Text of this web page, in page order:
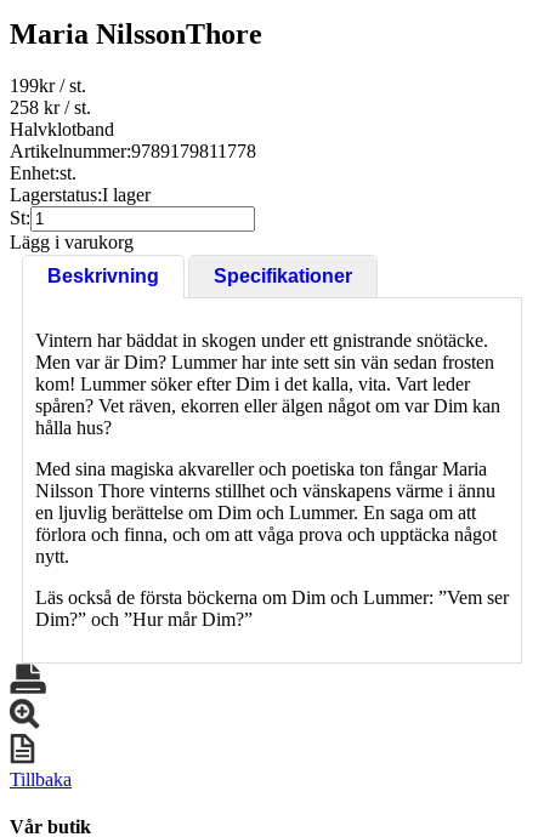
Maria NilssonThore
199kr/ st.
258 kr/ st.
Halvklotband
Artikelnummer:9789179811778
Enhet:st.
Lagerstatus:I lager
St:
Lägg i varukorg
Beskrivning
Specifikationer
Vintern har bäddat in skogen under ett gnistrande snötäcke.
Men var är Dim? Lummer har inte sett sin vän sedan frosten
kom! Lummer söker efter Dim i det kalla, vita. Vart leder
spåren? Vet räven, ekorren eller älgen något om var Dim kan
hålla hus?
Med sina magiska akvareller och poetiska ton fångar Maria
Nilsson Thore vinterns stillhet och vänskapens värme i ännu
en ljuvlig berättelse om Dim och Lummer. En saga om att
förlora och finna, och om att våga prova och upptäcka något
nytt.
Läs också de första böckerna om Dim och Lummer: ”Vem ser
Dim?” och ”Hur mår Dim?”
Tillbaka
Vår butik